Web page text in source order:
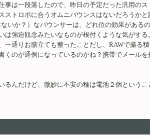
は一段落したので、昨日の予定だった汎用の
トロボに合うオムニバウンスはないだろうか
いか？）なバウンサーは、どれ位の効果がある
強迫観念みたいなものが根付くような気がす
通りお膳立ても整ったことだし、RAWで撮る
のが通例になっているのかね？携帯でメール
んだけど、微妙に不安の種は電池２個という